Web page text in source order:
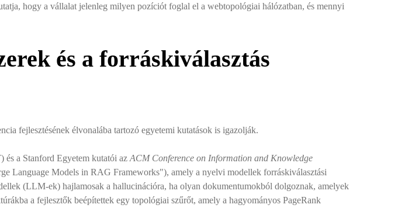
hogy a vállalat jelenleg milyen pozíciót foglal el a webtopológiai hálózatban, és mennyi
és a forráskiválasztás
fejlesztésének élvonalába tartozó egyetemi kutatások is igazolják.
és a Stanford Egyetem kutatói az ACM Conference on Information and Knowledge
Language Models in RAG Frameworks"), amely a nyelvi modellek forráskiválasztási
(LLM-ek) hajlamosak a hallucinációra, ha olyan dokumentumokból dolgoznak, amelyek
a fejlesztők beépítettek egy topológiai szűrőt, amely a hagyományos PageRank